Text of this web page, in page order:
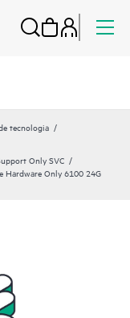
tecnologia
Only SVC
Hardware Only 6100 24G